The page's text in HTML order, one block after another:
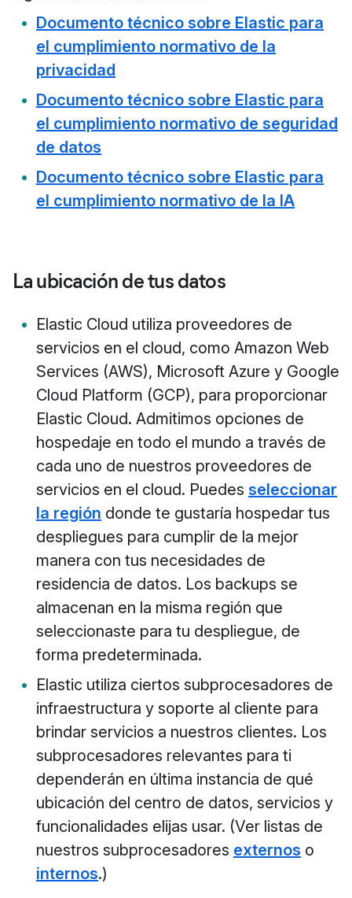
Documento técnico sobre Elastic para
el cumplimiento normativo de la
privacidad
Documento técnico sobre Elastic para
el cumplimiento normativo de seguridad
de datos
Documento técnico sobre Elastic para
el cumplimiento normativo de la IA
La ubicación de tus datos
Elastic Cloud utiliza proveedores de
servicios en el cloud, como Amazon Web
Services (AWS), Microsoft Azure y Google
Cloud Platform (GCP), para proporcionar
Elastic Cloud. Admitimos opciones de
hospedaje en todo el mundo a través de
cada uno de nuestros proveedores de
servicios en el cloud. Puedes seleccionar
la región donde te gustaría hospedar tus
despliegues para cumplir de la mejor
manera con tus necesidades de
residencia de datos. Los backups se
almacenan en la misma región que
seleccionaste para tu despliegue, de
forma predeterminada.
Elastic utiliza ciertos subprocesadores de
infraestructura y soporte al cliente para
brindar servicios a nuestros clientes. Los
subprocesadores relevantes para ti
dependerán en última instancia de qué
ubicación del centro de datos, servicios y
funcionalidades elijas usar. (Ver listas de
nuestros subprocesadores externos o
internos.)